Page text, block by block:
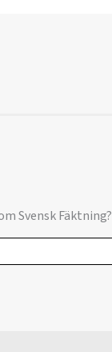
Svensk Fäktning?